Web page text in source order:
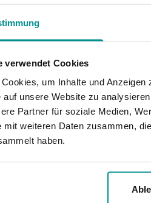
verwendet Cookies
um Inhalte und
auf unsere Website zu
Partner für soziale Medien,
mit weiteren Daten zusammen,
haben.
in der Meditation. So konnte ich mich
worden wäre. So hatte